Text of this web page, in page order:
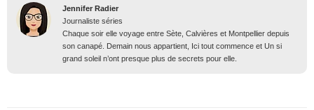
Jennifer Radier
Journaliste séries
Chaque soir elle voyage entre Sète, Calvières et Montpellier depuis
son canapé. Demain nous appartient, Ici tout commence et Un si
grand soleil n’ont presque plus de secrets pour elle.